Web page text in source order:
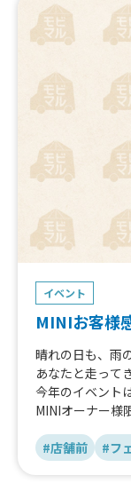
イベント
MINIお客様
晴れの日も、雨
あなたと走って
今年のイベント
MINIオーナー様
#店舗前
#フ